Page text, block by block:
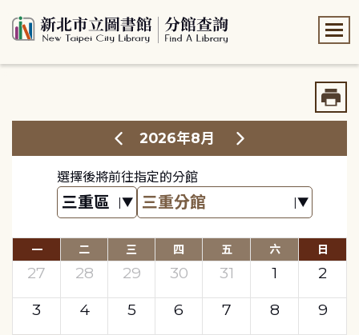
2026年8月
選擇後將前往指定的分館
一 二 三 四 五 六 日
27 28 29 30 31 1
2
3
4 5 6 7 8
9